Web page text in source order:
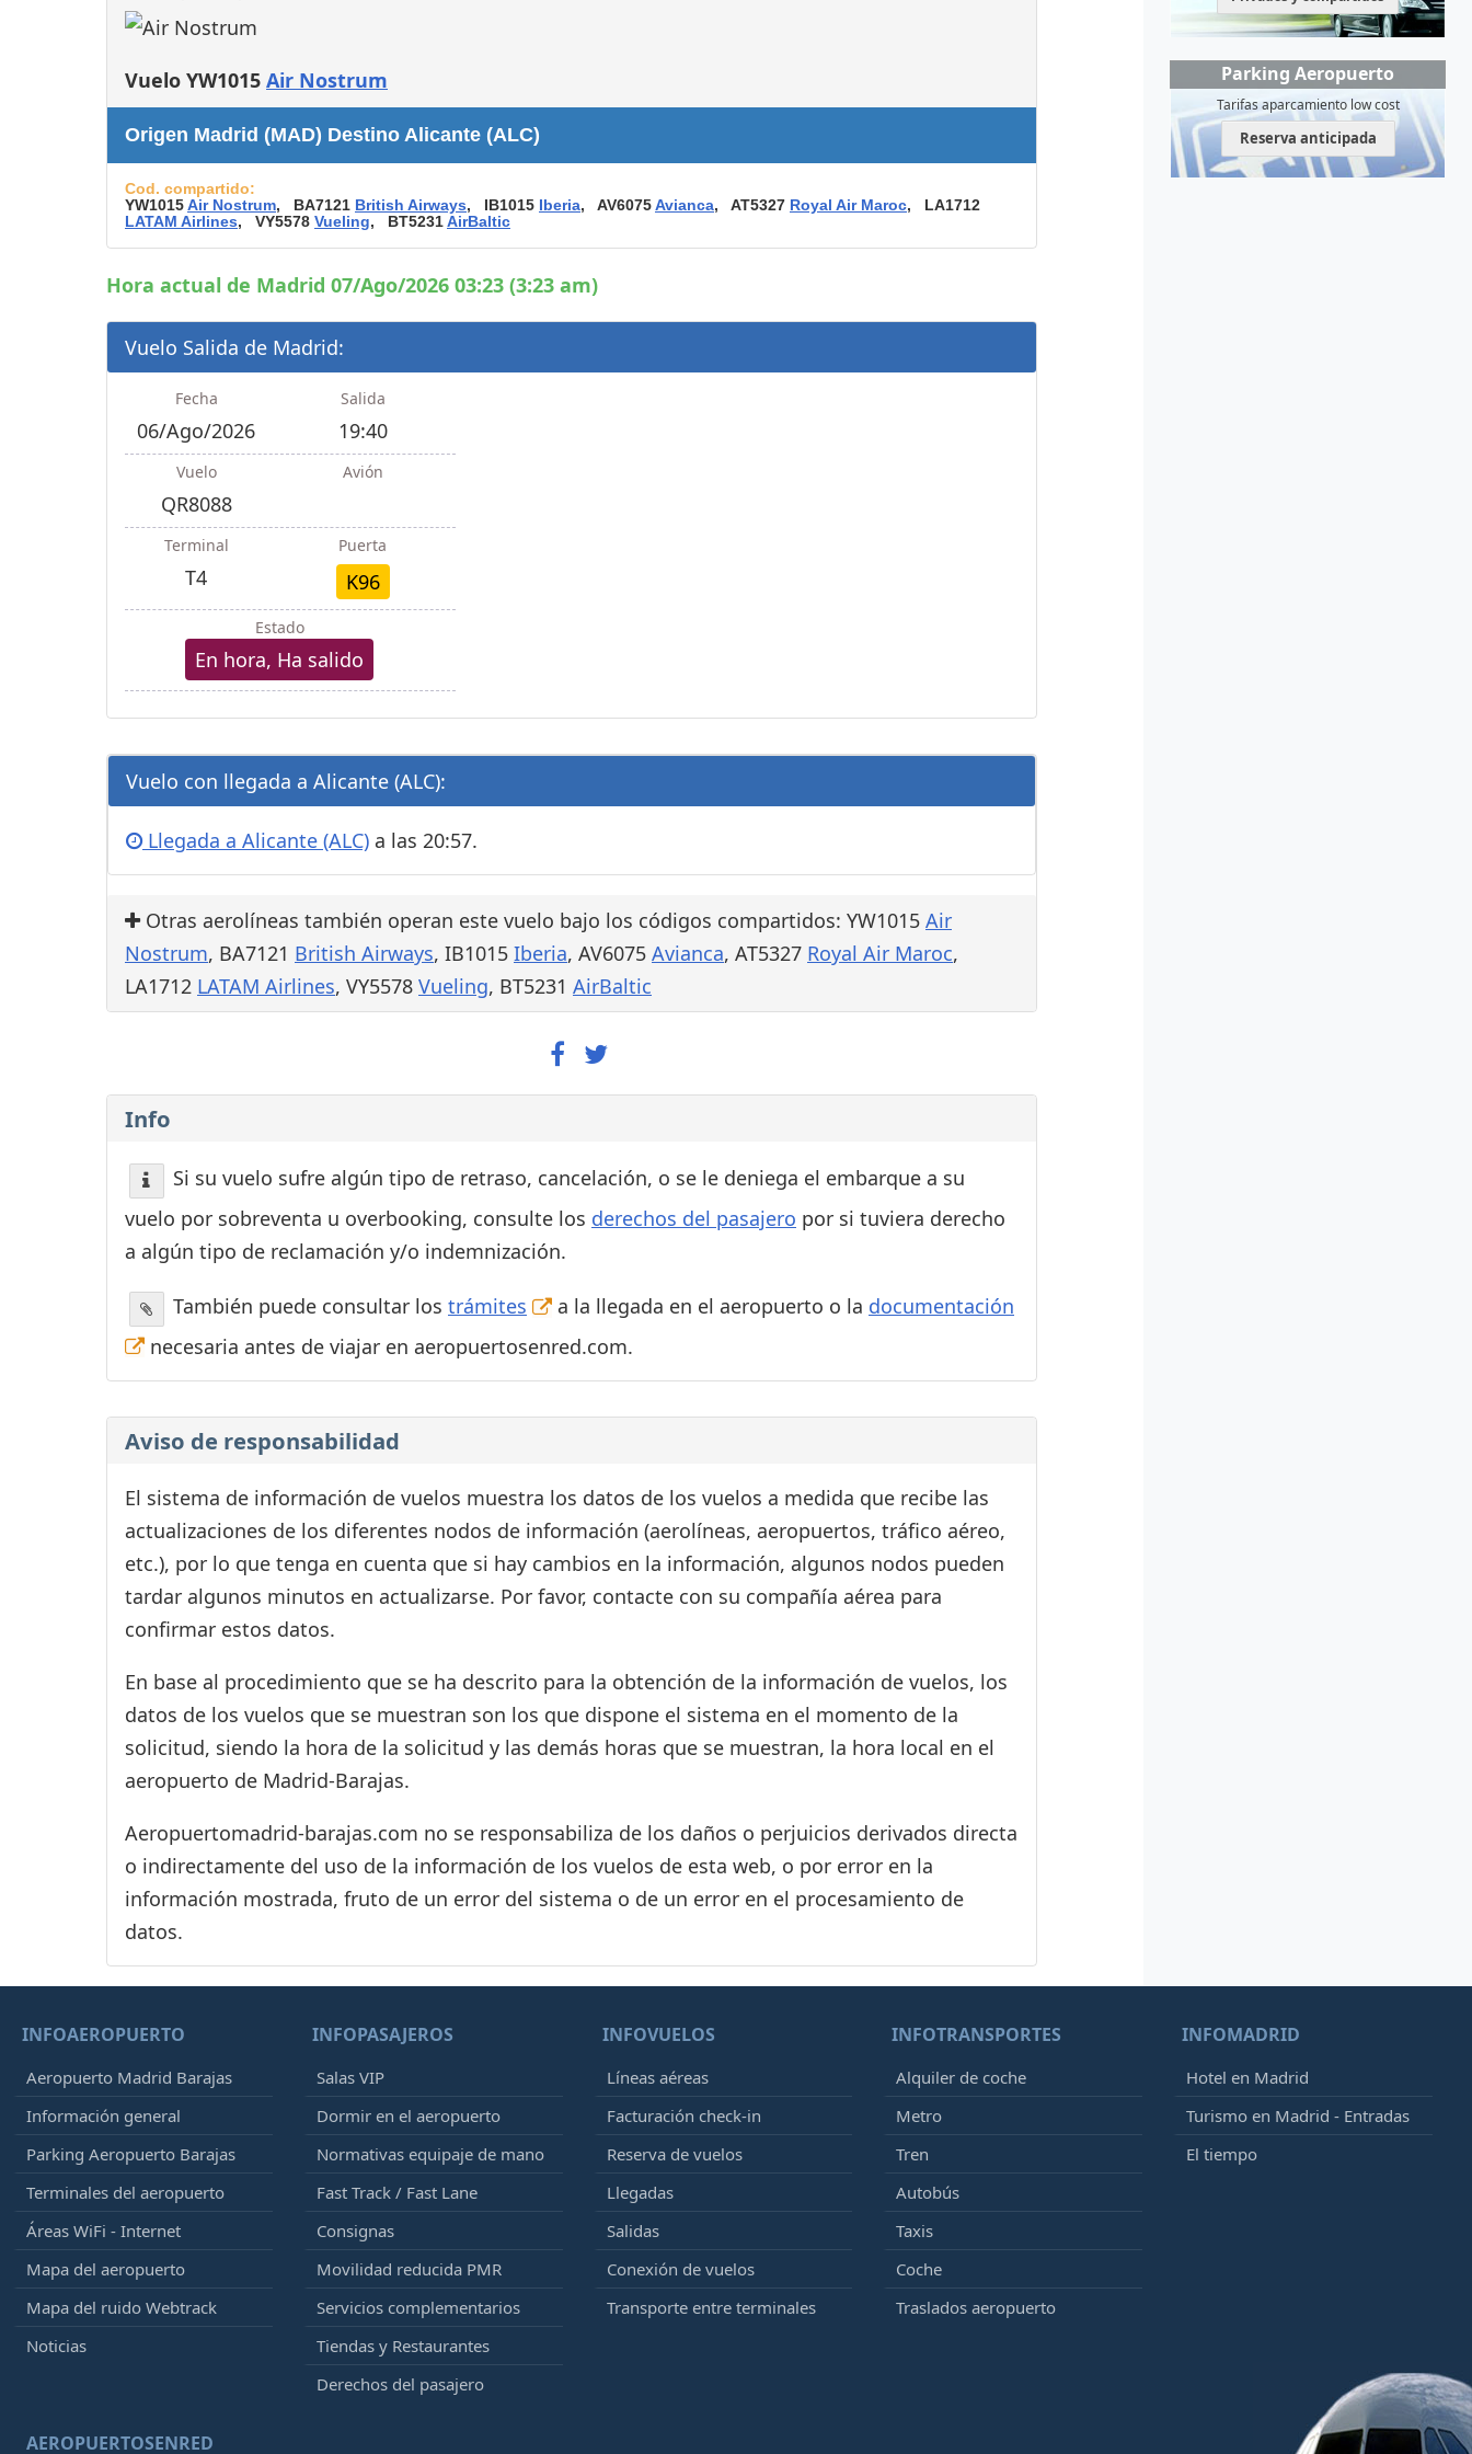
Vuelo YW1015 Air Nostrum
Origen Madrid (MAD) Destino Alicante (ALC)
Cod. compartido:
YW1015Air Nostrum, BA7121 British Airways, IB1015 Iberia, AV6075Avianca, AT5327 Royal Air Maroc, LA1712
LATAM Airlines, VY5578 Vueling, BT5231AirBaltic
Hora actual de Madrid 07/Ago/2026 03:23 (3:23 am)
Vuelo Salida de Madrid:
Fecha
06/Ago/2026
Salida
19:40
Vuelo
QR8088
Avión
Terminal
T4
Puerta
K96
Estado
En hora, Ha salido
Vuelo con llegada a Alicante (ALC):
Llegada a Alicante (ALC) a las 20:57.
Otras aerolíneas también operan este vuelo bajo los códigos compartidos: YW1015 Air
Nostrum, BA7121 British Airways, IB1015 Iberia, AV6075 Avianca, AT5327 Royal Air Maroc,
LA1712 LATAM Airlines, VY5578 Vueling, BT5231 AirBaltic
Info
Si su vuelo sufre algún tipo de retraso, cancelación, o se le deniega el embarque a su
vuelo por sobreventa u overbooking, consulte los derechos del pasajero por si tuviera derecho
a algún tipo de reclamación y/o indemnización.
También puede consultar los trámites a la llegada en el aeropuerto o la documentación
necesaria antes de viajar en aeropuertosenred.com.
Aviso de responsabilidad
El sistema de información de vuelos muestra los datos de los vuelos a medida que recibe las
actualizaciones de los diferentes nodos de información (aerolíneas, aeropuertos, tráfico aéreo,
etc.), por lo que tenga en cuenta que si hay cambios en la información, algunos nodos pueden
tardar algunos minutos en actualizarse. Por favor, contacte con su compañía aérea para
confirmar estos datos.
En base al procedimiento que se ha descrito para la obtención de la información de vuelos, los
datos de los vuelos que se muestran son los que dispone el sistema en el momento de la
solicitud, siendo la hora de la solicitud y las demás horas que se muestran, la hora local en el
aeropuerto de Madrid-Barajas.
Aeropuertomadrid-barajas.com no se responsabiliza de los daños o perjuicios derivados directa
o indirectamente del uso de la información de los vuelos de esta web, o por error en la
información mostrada, fruto de un error del sistema o de un error en el procesamiento de
datos.
Parking Aeropuerto
Tarifas aparcamiento low cost
Reserva anticipada
INFOAEROPUERTO
Aeropuerto Madrid Barajas
Información general
Parking Aeropuerto Barajas
Terminales del aeropuerto
Áreas WiFi - Internet
Mapa del aeropuerto
Mapa del ruido Webtrack
Noticias
INFOPASAJEROS
Salas VIP
Dormir en el aeropuerto
Normativas equipaje de mano
Fast Track / Fast Lane
Consignas
Movilidad reducida PMR
Servicios complementarios
Tiendas y Restaurantes
Derechos del pasajero
INFOVUELOS
Líneas aéreas
Facturación check-in
Reserva de vuelos
Llegadas
Salidas
Conexión de vuelos
Transporte entre terminales
INFOTRANSPORTES
Alquiler de coche
Metro
Tren
Autobús
Taxis
Coche
Traslados aeropuerto
INFOMADRID
Hotel en Madrid
Turismo en Madrid - Entradas
El tiempo
AEROPUERTOSENRED
Tiendas y Restaurantes